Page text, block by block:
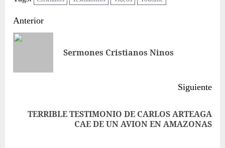
Sigue
leyendo
Anterior
Sermones Cristianos Ninos
Siguiente
Siguiente
TERRIBLE TESTIMONIO DE CARLOS ARTEAGA
CAE DE UN AVION EN AMAZONAS